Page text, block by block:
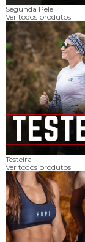
Segunda Pele
Ver todos produtos
Testeira
Ver todos produtos